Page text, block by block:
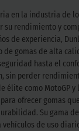
en la industria de
su rendimiento y
de experiencia,
de gomas de alta
hasta el
sin perder
élite como MotoGP y
ofrecer gomas
Su gama
de uso